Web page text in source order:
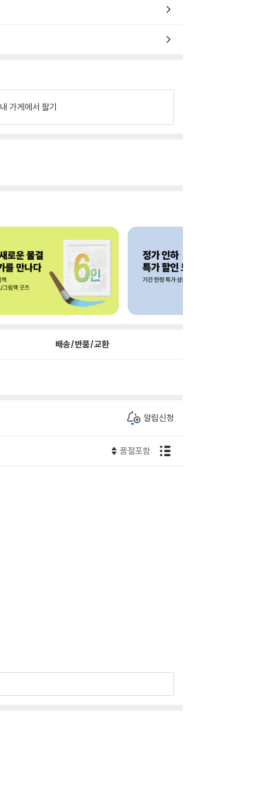
내 가게에서 팔기
배송/반품/교환
알림신청
품절포함